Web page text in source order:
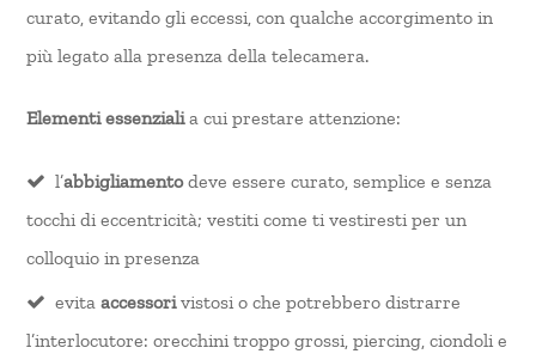
curato, evitando gli eccessi, con qualche accorgimento in
più legato alla presenza della telecamera.
Elementi essenzialia cui prestare attenzione:
l’abbigliamentodeve essere curato, semplice e senza
tocchi di eccentricità; vestiti come ti vestiresti per un
colloquio in presenza
evitaaccessorivistosi o che potrebbero distrarre
l’interlocutore: orecchini troppo grossi, piercing, ciondoli e